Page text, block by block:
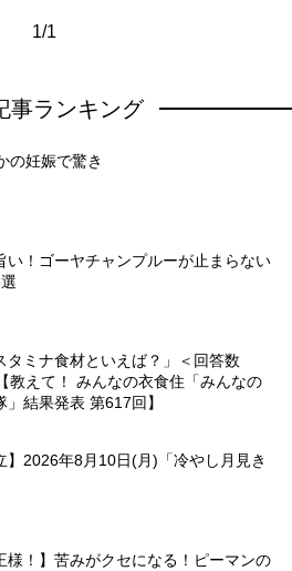
1/1
事ランキング
の妊娠で驚き
い！ゴーヤチャンプルーが止まらない
タミナ食材といえば？」＜回答数
教えて！ みんなの衣食住「みんなの
」結果発表 第617回】
】2026年8月10日(月)「冷やし月見き
様！】苦みがクセになる！ピーマンの